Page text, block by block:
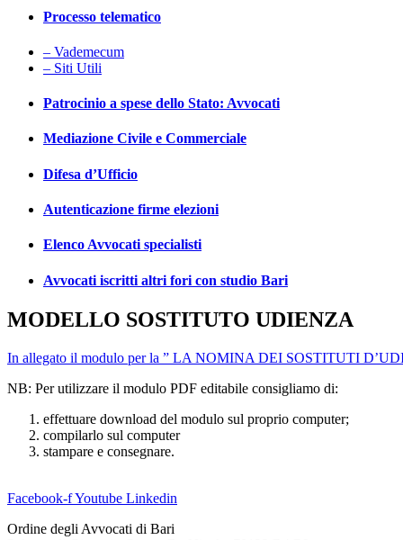
Processo telematico
– Vademecum
– Siti Utili
Patrocinio a spese dello Stato: Avvocati
Mediazione Civile e Commerciale
Difesa d’Ufficio
Autenticazione firme elezioni
Elenco Avvocati specialisti
Avvocati iscritti altri fori con studio Bari
MODELLO SOSTITUTO UDIENZA
In allegato il modulo per la ” LA NOMINA DEI SOSTITUTI
NB: Per utilizzare il modulo PDF editabile consigliamo di:
effettuare download del modulo sul proprio computer;
compilarlo sul computer
stampare e consegnare.
Facebook-fYoutube Linkedin
Ordine degli Avvocati di Bari